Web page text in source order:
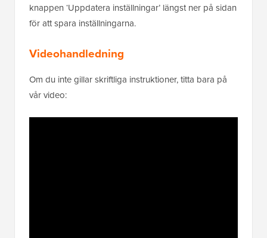
knappen ‘Uppdatera inställningar’ längst ner på sidan
för att spara inställningarna.
Videohandledning
Om du inte gillar skriftliga instruktioner, titta bara på
vår video: